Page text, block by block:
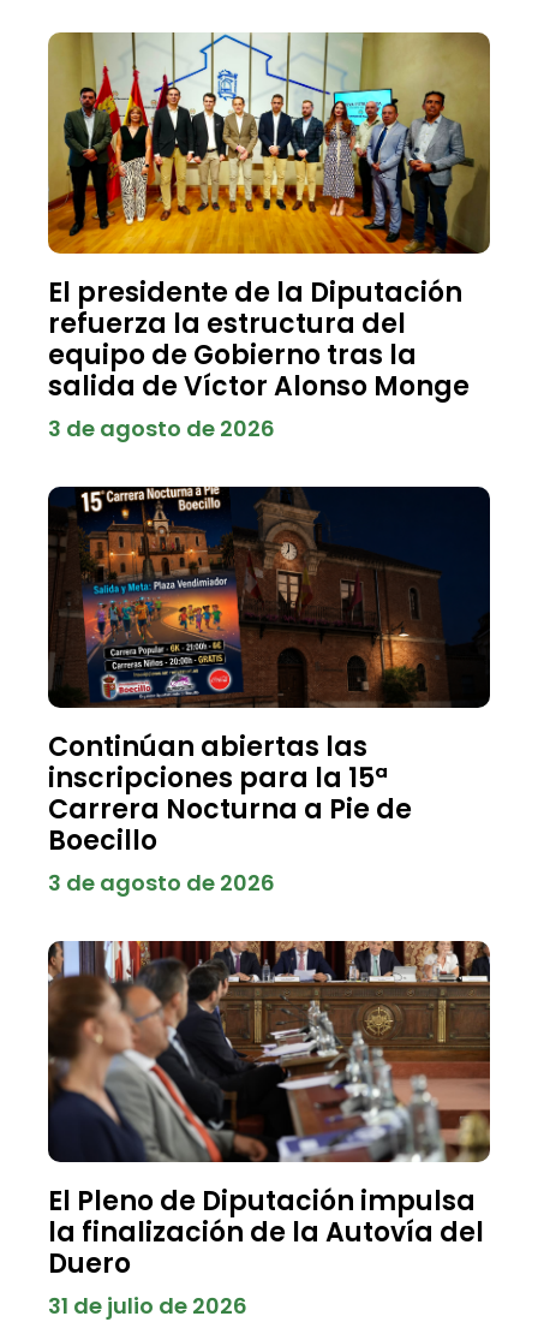
El presidente de la Diputación
refuerza la estructura del
equipo de Gobierno tras la
salida de Víctor Alonso Monge
3 de agosto de 2026
Continúan abiertas las
inscripciones para la 15ª
Carrera Nocturna a Pie de
Boecillo
3 de agosto de 2026
El Pleno de Diputación impulsa
la finalización de la Autovía del
Duero
31 de julio de 2026